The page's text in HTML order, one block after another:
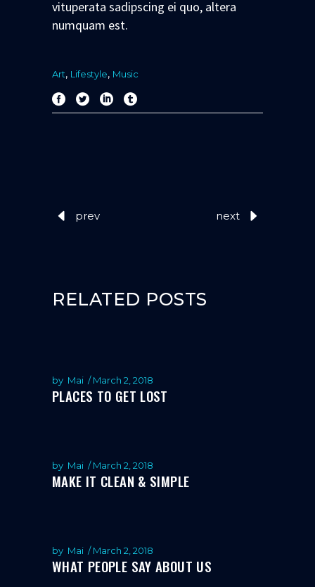
vituperata sadipscing ei quo, altera
numquam est.
Art, Lifestyle, Music
prev next
RELATED POSTS
by Mai March 2, 2018
PLACES TO GET LOST
by Mai March 2, 2018
MAKE IT CLEAN & SIMPLE
by Mai March 2, 2018
WHAT PEOPLE SAY ABOUT US